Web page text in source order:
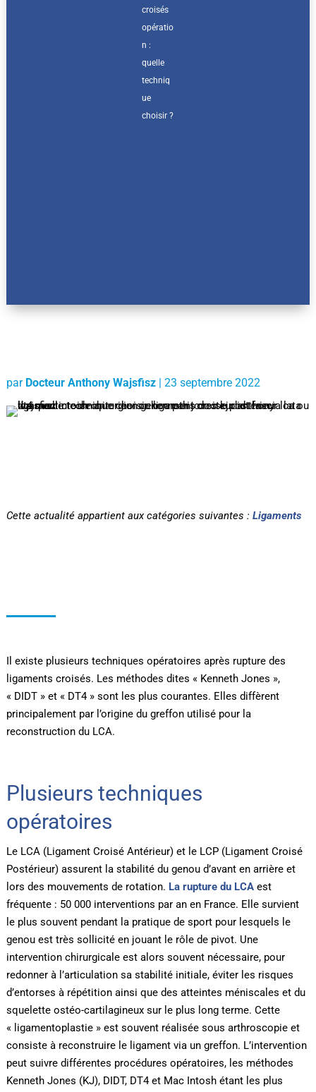
croisés
opératio
n :
quelle
techniq
ue
choisir ?
par Docteur Anthony Wajsfisz| 23 septembre 2022
Cette actualité appartient aux catégories suivantes : Ligaments
Il existe plusieurs techniques opératoires après rupture des
ligaments croisés. Les méthodes dites « Kenneth Jones »,
« DIDT » et « DT4 » sont les plus courantes. Elles diffèrent
principalement par l’origine du greffon utilisé pour la
reconstruction du LCA.
Plusieurs techniques
opératoires
Le LCA (Ligament Croisé Antérieur) et le LCP (Ligament Croisé
Postérieur) assurent la stabilité du genou d’avant en arrière et
lors des mouvements de rotation. La rupture du LCAest
fréquente : 50 000 interventions par an en France. Elle survient
le plus souvent pendant la pratique de sport pour lesquels le
genou est très sollicité en jouant le rôle de pivot. Une
intervention chirurgicale est alors souvent nécessaire, pour
redonner à l’articulation sa stabilité initiale, éviter les risques
d’entorses à répétition ainsi que des atteintes méniscales et du
squelette ostéo-cartilagineux sur le plus long terme. Cette
« ligamentoplastie » est souvent réalisée sous arthroscopie et
consiste à reconstruire le ligament via un greffon. L’intervention
peut suivre différentes procédures opératoires, les méthodes
Kenneth Jones (KJ), DIDT, DT4 et Mac Intosh étant les plus